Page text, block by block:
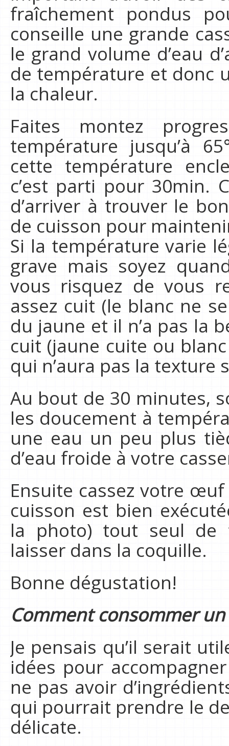
fraîchement pondus
conseille une grande
le grand volume d’eau
de température et donc
la chaleur.
Faites montez
température jusqu’à
cette température
c’est parti pour 30min.
d’arriver à trouver le
de cuisson pour
Si la température varie
grave mais soyez
vous risquez de vous
assez cuit (le blanc ne
du jaune et il n’a pas la
cuit (jaune cuite ou
qui n’aura pas la texture
Au bout de 30 minutes,
les doucement à
une eau un peu plus
d’eau froide à votre
Ensuite cassez votre
cuisson est bien
la photo) tout seul de
laisser dans la coquille.
Bonne dégustation!
Comment consommer un
Je pensais qu’il serait
idées pour
ne pas avoir
qui pourrait prendre le
délicate.